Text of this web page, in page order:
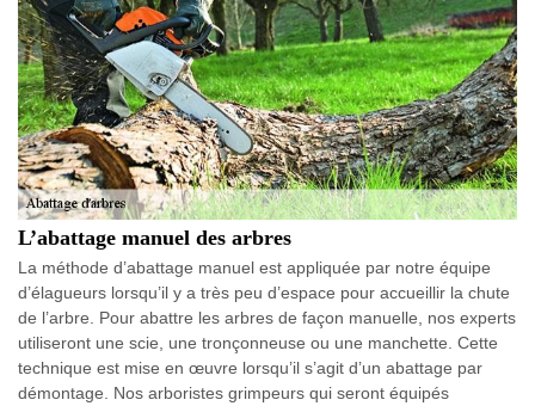
L’abattage manuel des arbres
La méthode d’abattage manuel est appliquée par notre équipe
d’élagueurs lorsqu’il y a très peu d’espace pour accueillir la chute
de l’arbre. Pour abattre les arbres de façon manuelle, nos experts
utiliseront une scie, une tronçonneuse ou une manchette. Cette
technique est mise en œuvre lorsqu’il s’agit d’un abattage par
démontage. Nos arboristes grimpeurs qui seront équipés